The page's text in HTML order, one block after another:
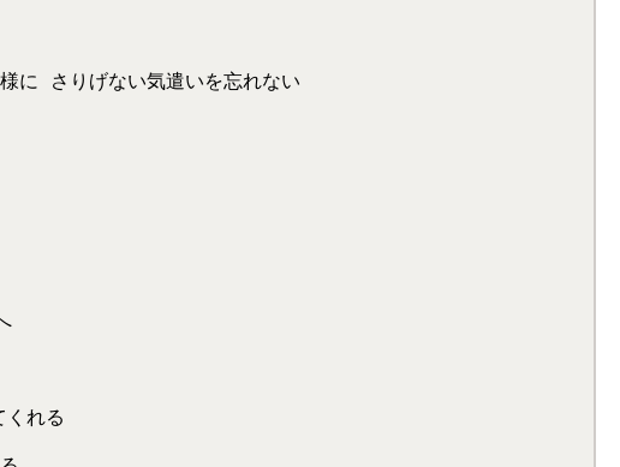
に さりげない気遣いを忘れない
れる